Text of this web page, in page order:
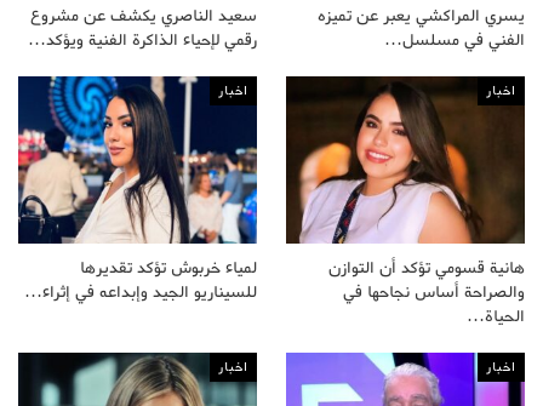
يسري المراكشي يعبر عن تميزه
الفني في مسلسل…
سعيد الناصري يكشف عن مشروع
رقمي لإحياء الذاكرة الفنية ويؤكد…
اخبار
هانية قسومي تؤكد أن التوازن
والصراحة أساس نجاحها في
الحياة…
اخبار
لمياء خربوش تؤكد تقديرها
للسيناريو الجيد وإبداعه في إثراء…
اخبار اخبار